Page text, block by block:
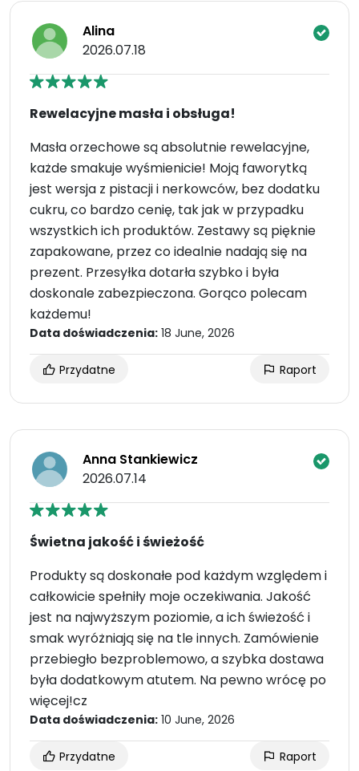
Alina
2026.07.18
Rewelacyjne masła i obsługa!
Masła orzechowe są absolutnie rewelacyjne,
każde smakuje wyśmienicie! Moją faworytką
jest wersja z pistacji i nerkowców, bez dodatku
cukru, co bardzo cenię, tak jak w przypadku
wszystkich ich produktów. Zestawy są pięknie
zapakowane, przez co idealnie nadają się na
prezent. Przesyłka dotarła szybko i była
doskonale zabezpieczona. Gorąco polecam
każdemu!
Data doświadczenia: 18 June, 2026
Przydatne Raport
Anna Stankiewicz
2026.07.14
Świetna jakość i świeżość
Produkty są doskonałe pod każdym względem i
całkowicie spełniły moje oczekiwania. Jakość
jest na najwyższym poziomie, a ich świeżość i
smak wyróżniają się na tle innych. Zamówienie
przebiegło bezproblemowo, a szybka dostawa
była dodatkowym atutem. Na pewno wrócę po
więcej!cz
Data doświadczenia: 10 June, 2026
Przydatne Raport